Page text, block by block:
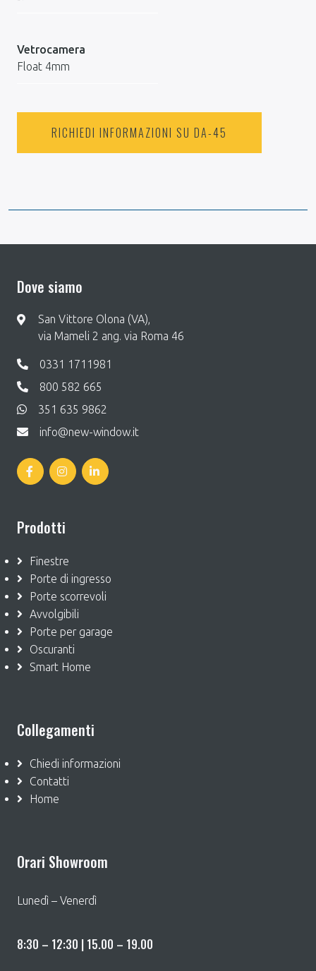
Vetrocamera
Float 4mm
RICHIEDI INFORMAZIONI SU DA-45
Dove siamo
San Vittore Olona (VA),
via Mameli 2 ang. via Roma 46
0331 1711981
800 582 665
351 635 9862
info@new-window.it
Prodotti
Finestre
Porte di ingresso
Porte scorrevoli
Avvolgibili
Porte per garage
Oscuranti
Smart Home
Collegamenti
Chiedi informazioni
Contatti
Home
Orari Showroom
Lunedì – Venerdì
8:30 – 12:30 | 15.00 – 19.00